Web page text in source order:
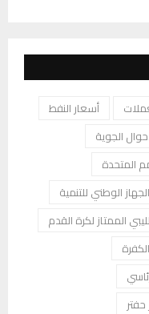
أسعار النفط
الجوية
المتحدة
الجهاز الوطني للتنمية
الممتاز لكرة القدم
الكفرة